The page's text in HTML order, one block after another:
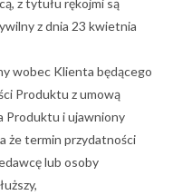
z tytułu rękojmi są
z dnia 23 kwietnia
wobec Klienta będącego
Produktu z umową
Produktu i ujawniony
że termin przydatności
lub osoby